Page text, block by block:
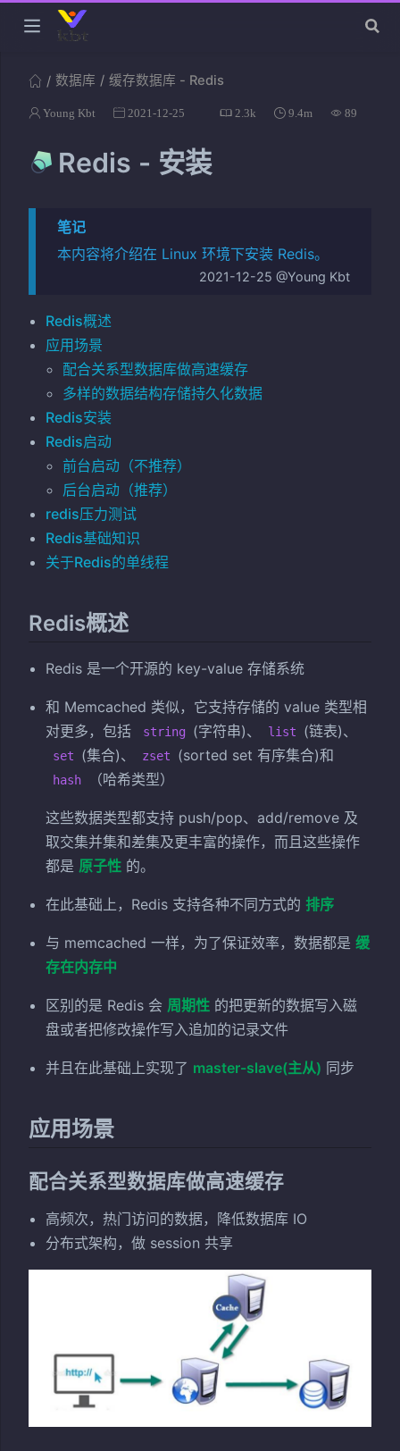
数据库 缓存数据库 - Redis
Young Kbt 2021-12-25 2.3k 9.4m 89
Redis - 安装
笔记
本内容将介绍在 Linux 环境下安装 Redis。
2021-12-25 @Young Kbt
Redis概述
应用场景
配合关系型数据库做高速缓存
多样的数据结构存储持久化数据
Redis安装
Redis启动
前台启动（不推荐）
后台启动（推荐）
redis压力测试
Redis基础知识
关于Redis的单线程
Redis概述
Redis 是一个开源的 key-value 存储系统
和 Memcached 类似，它支持存储的 value 类型相
对更多，包括
string (字符串)、 list (链表)、
set (集合)、 zset (sorted set 有序集合)和
hash （哈希类型）
这些数据类型都支持 push/pop、add/remove 及
取交集并集和差集及更丰富的操作，而且这些操作
都是 原子性 的。
在此基础上，Redis 支持各种不同方式的 排序
与 memcached 一样，为了保证效率，数据都是缓
存在内存中
区别的是 Redis 会 周期性 的把更新的数据写入磁
盘或者把修改操作写入追加的记录文件
并且在此基础上实现了 master-slave(主从) 同步
应用场景
配合关系型数据库做高速缓存
高频次，热门访问的数据，降低数据库 IO
分布式架构，做 session 共享